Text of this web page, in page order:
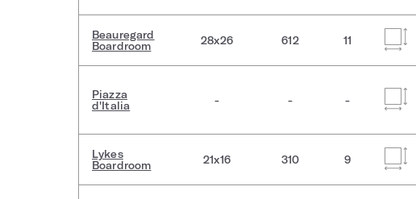
Beauregard
Boardroom
28x26 612 11
Piazza
d'Italia
- - -
Lykes
Boardroom
21x16 310 9